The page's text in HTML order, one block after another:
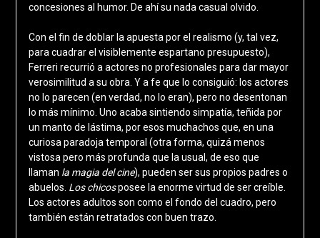
concesiones al humor. De ahí su nada casual olvido.
Con el fin de doblar la apuesta por el realismo (y, tal vez,
para cuadrar el visiblemente espartano presupuesto),
Ferreri recurrió a actores no profesionales para dar mayor
verosimilitud a su obra. Y a fe que lo consiguió: los actores
no lo parecen (en verdad, no lo eran), pero no desentonan
lo más mínimo. Uno acaba sintiendo simpatía, teñida por
un manto de lástima, por esos muchachos que, en una
curiosa paradoja temporal (otra forma, quizá menos
vistosa pero más profunda que la usual, de eso que
llaman la magia del cine), pueden ser sus propios padres o
abuelos. Los chicosposee la enorme virtud de ser creíble.
Los actores adultos son como el fondo del cuadro, pero
también están retratados con buen trazo.